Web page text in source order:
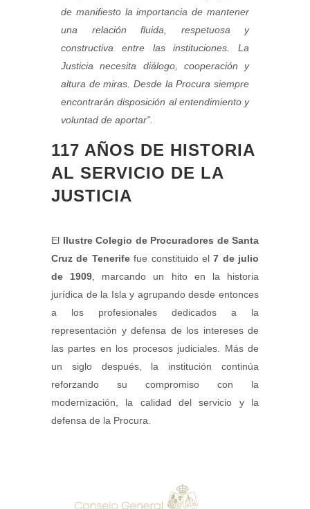
de manifiesto la importancia de mantener
una relación fluida, respetuosa y
constructiva entre las instituciones. La
Justicia necesita diálogo, cooperación y
altura de miras. Desde la Procura siempre
encontrarán disposición al entendimiento y
voluntad de aportar”.
117 AÑOS DE HISTORIA
AL SERVICIO DE LA
JUSTICIA
El Ilustre Colegio de Procuradores de Santa
Cruz de Tenerifefue constituido el7 de julio
de 1909 , marcando un hito en la historia
jurídica de la Isla y agrupando desde entonces
a los profesionales dedicados a la
representación y defensa de los intereses de
las partes en los procesos judiciales. Más de
un siglo después, la institución continúa
reforzando su compromiso con la
modernización, la calidad del servicio y la
defensa de la Procura.